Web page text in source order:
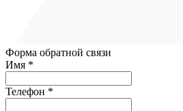
Форма обратной связи
Имя *
Телефон *